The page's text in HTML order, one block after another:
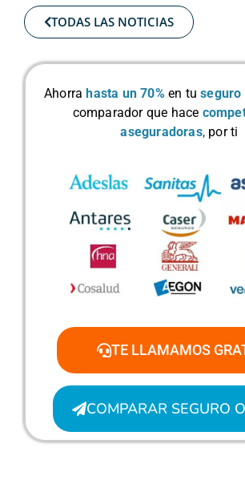
TODAS LAS NOTICIAS
Ahorra hasta un 70% en tuseguro
comparador que hace
aseguradoras, por ti
TE LLAMAMOS
COMPARAR SEGURO